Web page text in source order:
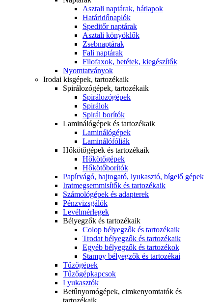
Asztali naptárak, hátlapok
Határidőnaplók
Speditőr naptárak
Asztali könyöklők
Zsebnaptárak
Fali naptárak
Filofaxok, betétek, kiegészítők
Nyomtatványok
Irodai kisgépek, tartozékaik
Spirálozógépek, tartozékaik
Spirálozógépek
Spirálok
Spirál borítók
Laminálógépek és tartozékaik
Laminálógépek
Laminálófóliák
Hőkötőgépek és tartozékaik
Hőkötőgépek
Hőkötőborítók
Papírvágó, hajtogató, lyukasztó, bígelő gépek
Iratmegsemmisítők és tartozékaik
Számológépek és adapterek
Pénzvizsgálók
Levélmérlegek
Bélyegzők és tartozékaik
Colop bélyegzők és tartozékaik
Trodat bélyegzők és tartozékaik
Egyéb bélyegzők és tartozékok
Stampy bélyegzők és tartozékai
Tűzőgépek
Tűzőgépkapcsok
Lyukasztók
Betűnyomógépek, cimkenyomtatók és
tartozékaik